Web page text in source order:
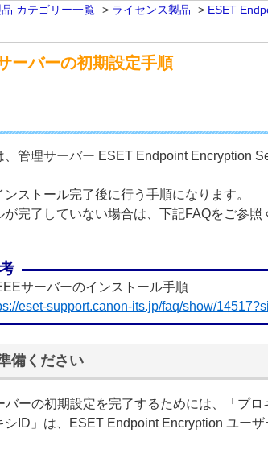
カテゴリー一覧 > ライセンス製品 > ESET
ーバーの初期設定手順
、管理サーバー ESET Endpoint Encryption
ストール完了後に行う手順になります。
が完了していない場合は、下記FAQをご参照
サーバーのインストール手順
eset-support.canon-its.jp/faq/show/
備ください
バーの初期設定を完了するためには、「プロ
シID」は、ESET Endpoint Encryption ユー